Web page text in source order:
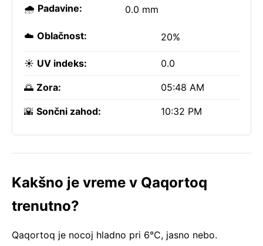
🌧️ Padavine: 0.0 mm
☁️ Oblačnost: 20%
☀️ UV indeks: 0.0
🌅 Zora: 05:48 AM
🌇 Sončni zahod: 10:32 PM
Kakšno je vreme v Qaqortoq
trenutno?
Qaqortoq je nocoj hladno pri 6°C, jasno nebo.